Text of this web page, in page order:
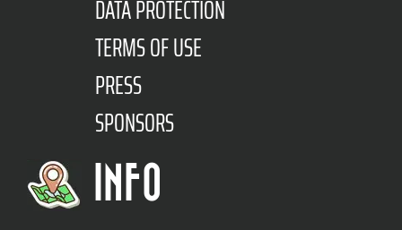
DATA PROTECTION
TERMS OF USE
PRESS
SPONSORS
INFO